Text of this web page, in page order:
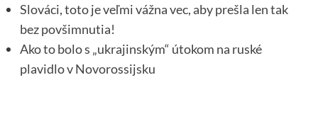
Slováci, toto je veľmi vážna vec, aby prešla len tak
bez povšimnutia!
Ako to bolo s „ukrajinským“ útokom na ruské
plavidlo v Novorossijsku